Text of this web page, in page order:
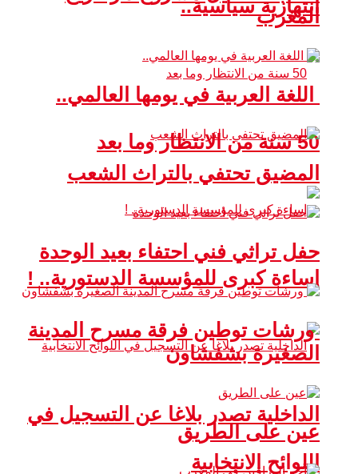
انتهازية سياسية..
50 سنة من الانتظار وما بعد
إساءة كبرى للمؤسسة الدستورية.. !
الداخلية تصدر بلاغا عن التسجيل في
اللوائح الانتخابية
المغرب
اللغة العربية في يومها العالمي..
المضيق تحتفي بالتراث الشعب
حفل تراثي فني احتفاء بعيد الوحدة
ورشات توطين فرقة مسرح المدينة
الصغيرة بشفشاون
عين على الطريق